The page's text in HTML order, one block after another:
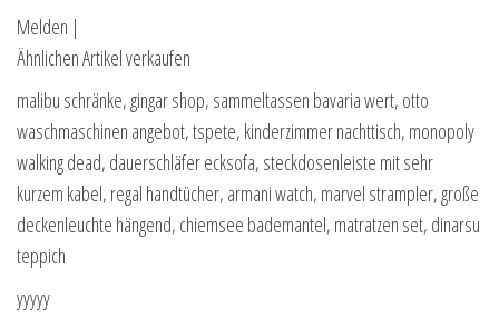
Melden |
Ähnlichen Artikel verkaufen
malibu schränke, gingar shop, sammeltassen bavaria wert, otto
waschmaschinen angebot, tspete, kinderzimmer nachttisch, monopoly
walking dead, dauerschläfer ecksofa, steckdosenleiste mit sehr
kurzem kabel, regal handtücher, armani watch, marvel strampler, große
deckenleuchte hängend, chiemsee bademantel, matratzen set, dinarsu
teppich
yyyyy